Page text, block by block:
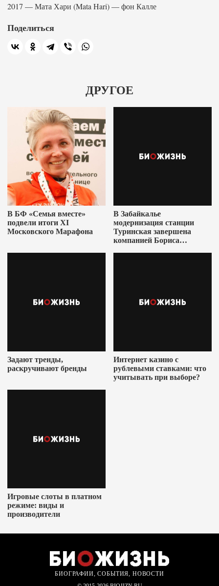
2017 — Мата Хари (Mata Hari) — фон Калле
Поделиться
ДРУГОЕ
В БФ «Семья вместе»
подвели итоги XI
Московского Марафона
В Забайкалье
модернизация станции
Туринская завершена
компанией Бориса
Задают тренды,
раскручивают бренды
Интернет казино с
рублевыми ставками: что
учитывать при выборе?
Игровые слоты в платном
режиме: виды и
производители
БИОГРАФИИ, СОБЫТИЯ, НОВОСТИ